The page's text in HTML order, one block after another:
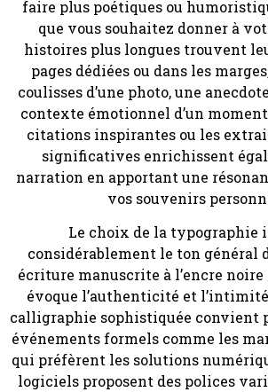
faire plus poétiques ou
que vous souhaitez donner à
histoires plus longues trouvent
pages dédiées ou dans les
coulisses d’une photo, une
contexte émotionnel d’un
citations inspirantes ou les
significatives enrichissent
narration en apportant une
vos souvenirs
Le choix de la typographie
considérablement le ton général
écriture manuscrite à l’encre
évoque l’authenticité et
calligraphie sophistiquée convient
événements formels comme les
qui préfèrent les solutions
logiciels proposent des polices